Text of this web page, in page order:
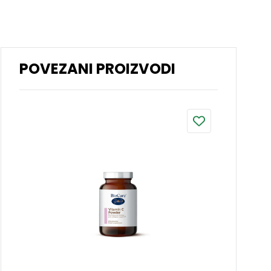
POVEZANI PROIZVODI